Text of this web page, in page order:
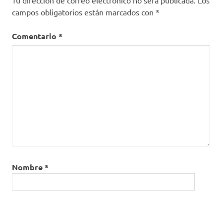
campos obligatorios están marcados con *
Comentario *
Nombre*